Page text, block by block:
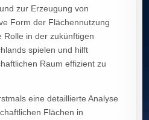
zur Erzeugung von
Form der Flächennutzung
Rolle in der zukünftigen
spielen und hilft
Raum effizient zu
eine detaillierte Analyse
Flächen in